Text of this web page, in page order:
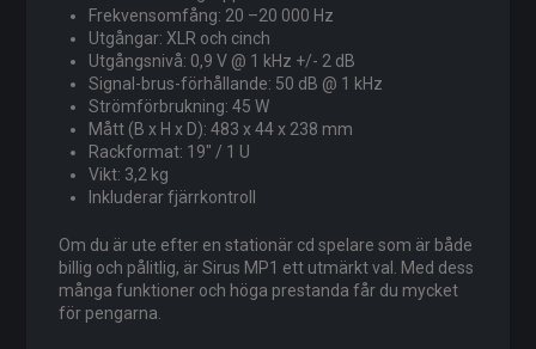
Frekvensomfång: 20 –20 000 Hz
Utgångar: XLR och cinch
Utgångsnivå: 0,9 V @ 1 kHz +/- 2 dB
Signal-brus-förhållande: 50 dB @ 1 kHz
Strömförbrukning: 45 W
Mått (B x H x D): 483 x 44 x 238 mm
Rackformat: 19″ / 1 U
Vikt: 3,2 kg
Inkluderar fjärrkontroll
Om du är ute efter en stationär cd spelare som är både
billig och pålitlig, är Sirus MP1 ett utmärkt val. Med dess
många funktioner och höga prestanda får du mycket
för pengarna.